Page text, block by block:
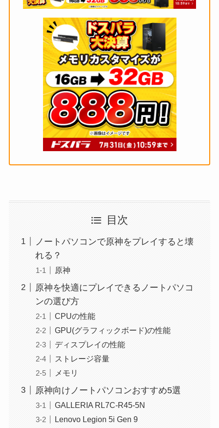
目次
ノートパソコンで原神をプレイすると壊
れる？
原神
原神を快適にプレイできるノートパソコ
ンの選び方
CPUの性能
GPU(グラフィックボード)の性能
ディスプレイの性能
ストレージ容量
メモリ
原神向けノートパソコンおすすめ5選
GALLERIA RL7C-R45-5N
Lenovo Legion 5i Gen 9